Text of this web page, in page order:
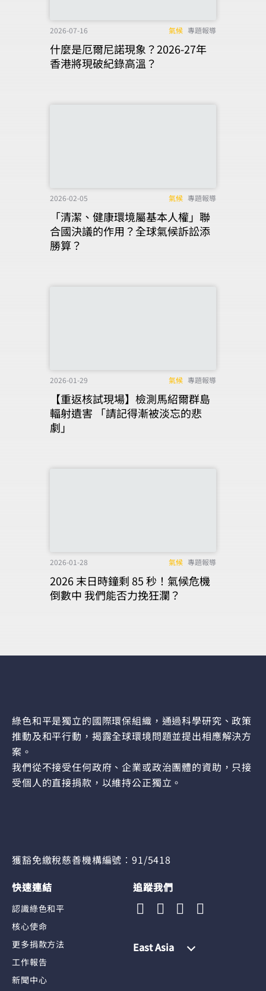
2026-07-16 氣候 專題報導
什麼是厄爾尼諾現象？2026-27年
香港將現破紀錄高溫？
2026-02-05 氣候 專題報導
「清潔、健康環境屬基本人權」聯
合國決議的作用？全球氣候訴訟添
勝算？
2026-01-29 氣候 專題報導
【重返核試現場】檢測馬紹爾群島
輻射遺害 「請記得漸被淡忘的悲
劇」
2026-01-28 氣候 專題報導
2026 末日時鐘剩 85 秒！氣候危機
倒數中 我們能否力挽狂瀾？
綠色和平是獨立的國際環保組織，通過科學研究、政策
推動及和平行動，揭露全球環境問題並提出相應解決方
案。
我們從不接受任何政府、企業或政治團體的資助，只接
受個人的直接捐款，以維持公正獨立。
獲豁免繳稅慈善機構編號︰91/5418
快速連結
認識綠色和平
核心使命
更多捐款方法
工作報告
新聞中心
追蹤我們
East Asia